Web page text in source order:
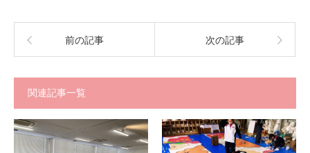
前の記事 次の記事
関連記事一覧